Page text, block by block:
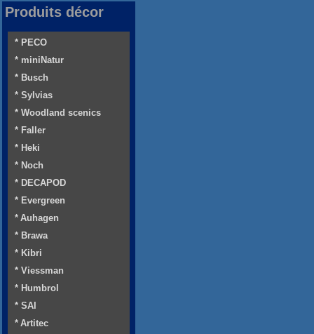
Produits décor
* PECO
* miniNatur
* Busch
* Sylvias
* Woodland scenics
* Faller
* Heki
* Noch
* DECAPOD
* Evergreen
* Auhagen
* Brawa
* Kibri
* Viessman
* Humbrol
* SAI
* Artitec